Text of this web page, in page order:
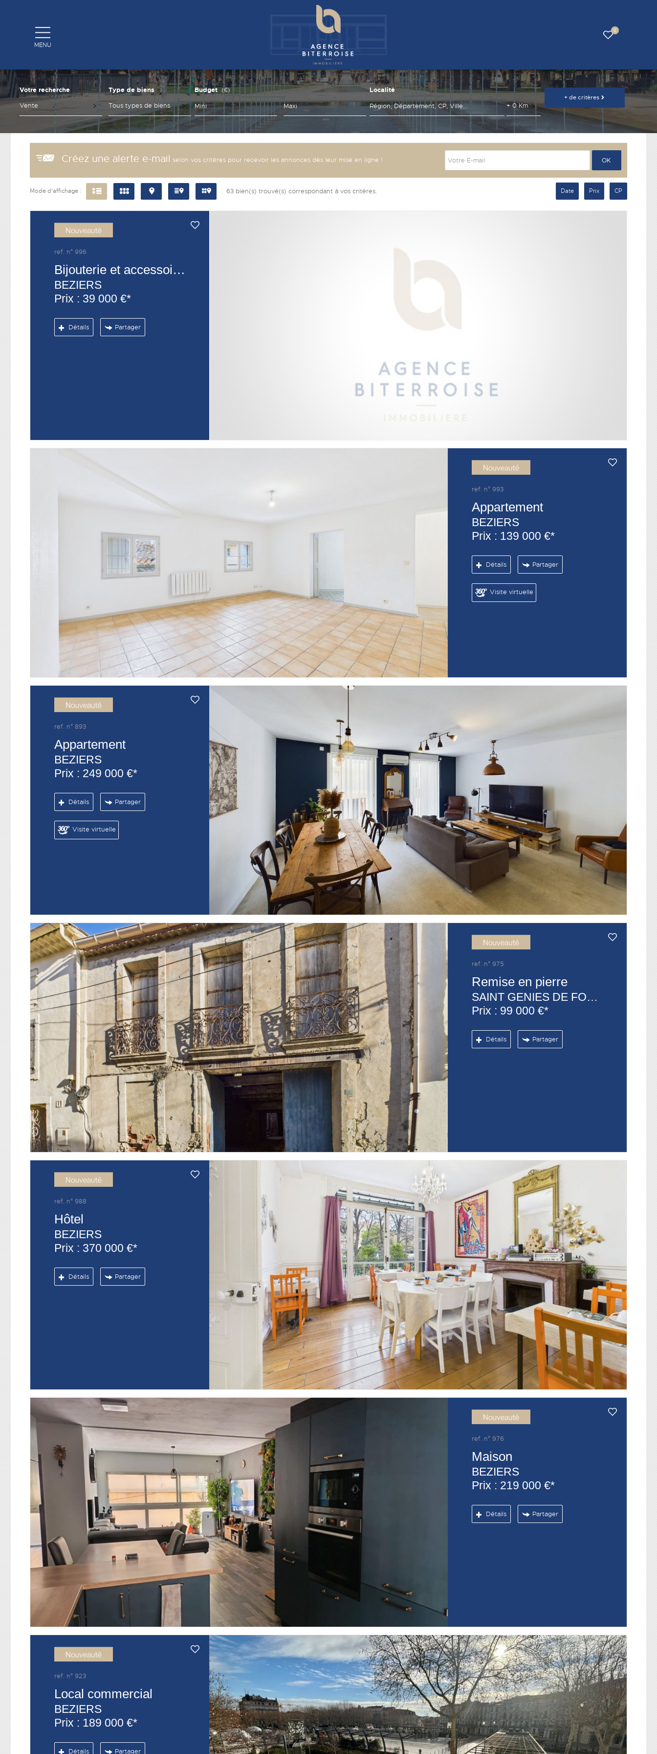
0
MENU
Votre recherche
Vente
Type de biens
Tous types de biens
Budget (€)
Localité
+ 0 Km
Créez une alerte e-mail selon vos critères pour recevoir les annonces dès leur mise en ligne !
Mode d’affichage : 63 bien(s) trouvé(s) correspondant à vos critères. Date Prix CP
ref. n° 996
Bijouterie et accessoires
BEZIERS
Prix : 39 000 €*
Détails Partager
ref. n° 993
Appartement
BEZIERS
Prix : 139 000 €*
Détails Partager
Visite virtuelle
ref. n° 893
Appartement
BEZIERS
Prix : 249 000 €*
Détails Partager
Visite virtuelle
ref. n° 975
Remise en pierre
SAINT GENIES DE FONTEDIT
Prix : 99 000 €*
Détails Partager
ref. n° 988
Hôtel
BEZIERS
Prix : 370 000 €*
Détails Partager
ref. n° 976
Maison
BEZIERS
Prix : 219 000 €*
Détails Partager
ref. n° 923
Local commercial
BEZIERS
Prix : 189 000 €*
Détails Partager